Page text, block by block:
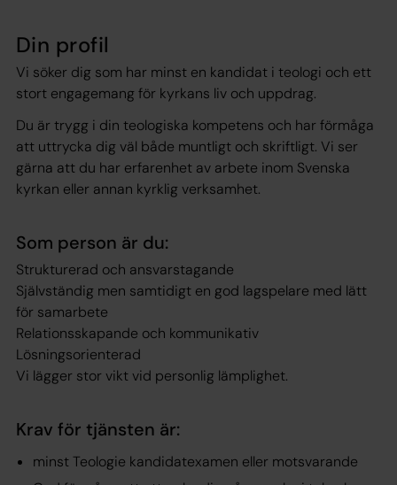
Din profil
Vi söker dig som har minst en kandidat i teologi och ett
stort engagemang för kyrkans liv och uppdrag.
Du är trygg i din teologiska kompetens och har förmåga
att uttrycka dig väl både muntligt och skriftligt. Vi ser
gärna att du har erfarenhet av arbete inom Svenska
kyrkan eller annan kyrklig verksamhet.
Som person är du:
Strukturerad och ansvarstagande
Självständig men samtidigt en god lagspelare med lätt
för samarbete
Relationsskapande och kommunikativ
Lösningsorienterad
Vi lägger stor vikt vid personlig lämplighet.
Krav för tjänsten är:
minst Teologie kandidatexamen eller motsvarande